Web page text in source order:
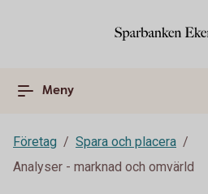
Meny
Företag
Spara och placera
Analyser - marknad och omvärld